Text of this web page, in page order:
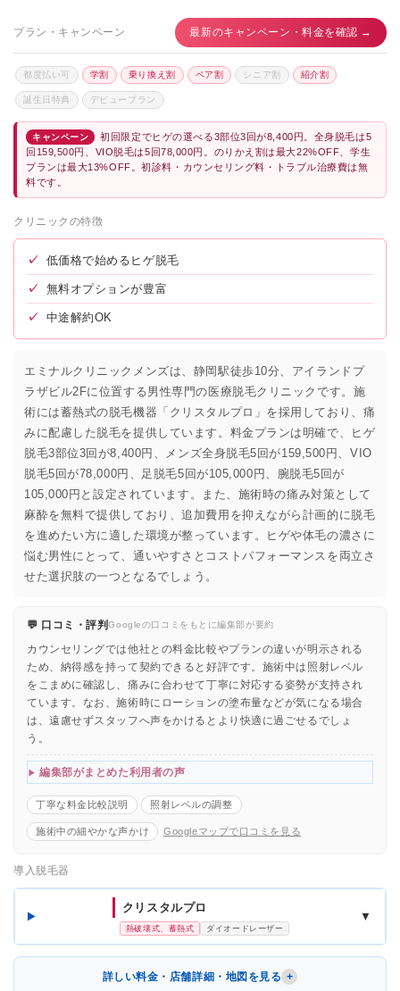
プラン・キャンペーン 最新のキャンペーン・料金を確認 →
都度払い可 学割 乗り換え割 ペア割 シニア割 紹介割
誕生日特典 デビュープラン
キャンペーン
初回限定でヒゲの選べる3部位3回が8,400円。全身脱毛は5
回159,500円、VIO脱毛は5回78,000円。のりかえ割は最大22%OFF、学生
プランは最大13%OFF。初診料・カウンセリング料・トラブル治療費は無
料です。
クリニックの特徴
✓ 低価格で始めるヒゲ脱毛
✓ 無料オプションが豊富
✓ 中途解約OK
エミナルクリニックメンズは、静岡駅徒歩10分、アイランドプ
ラザビル2Fに位置する男性専門の医療脱毛クリニックです。施
術には蓄熱式の脱毛機器「クリスタルプロ」を採用しており、痛
みに配慮した脱毛を提供しています。料金プランは明確で、ヒゲ
脱毛3部位3回が8,400円、メンズ全身脱毛5回が159,500円、VIO
脱毛5回が78,000円、足脱毛5回が105,000円、腕脱毛5回が
105,000円と設定されています。また、施術時の痛み対策として
麻酔を無料で提供しており、追加費用を抑えながら計画的に脱毛
を進めたい方に適した環境が整っています。ヒゲや体毛の濃さに
悩む男性にとって、通いやすさとコストパフォーマンスを両立さ
せた選択肢の一つとなるでしょう。
💬 口コミ・評判Googleの口コミをもとに編集部が要約
カウンセリングでは他社との料金比較やプランの違いが明示される
ため、納得感を持って契約できると好評です。施術中は照射レベル
をこまめに確認し、痛みに合わせて丁寧に対応する姿勢が支持され
ています。なお、施術時にローションの塗布量などが気になる場合
は、遠慮せずスタッフへ声をかけるとより快適に過ごせるでしょ
う。
編集部がまとめた利用者の声
丁寧な料金比較説明 照射レベルの調整
施術中の細やかな声かけ Googleマップで口コミを見る
導入脱毛器
クリスタルプロ
熱破壊式、蓄熱式 ダイオードレーザー
▼
詳しい料金・店舗詳細・地図を見る